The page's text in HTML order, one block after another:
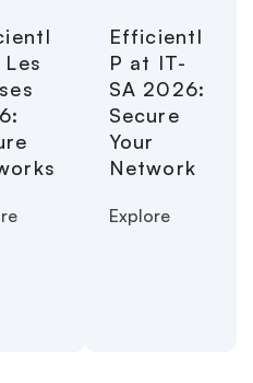
EfficientI
P at IT-
SA 2026:
Secure
Your
Network
Explore